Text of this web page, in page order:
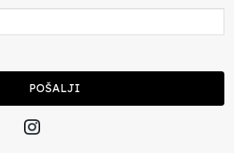
POŠALJI